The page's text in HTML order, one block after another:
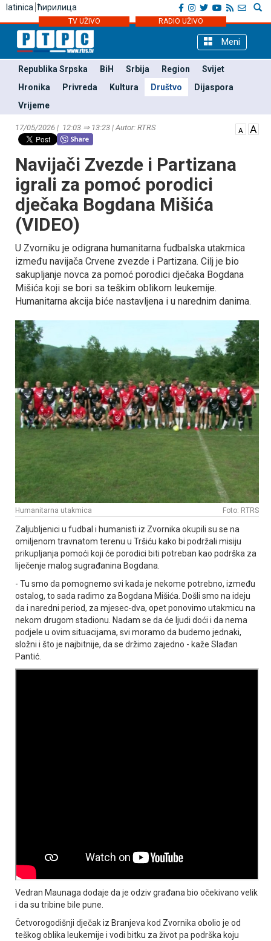
latinica ћирилица
TV UŽIVO RADIO UŽIVO
Meni
Republika Srpska BiH Srbija Region
Svijet
Hronika
Privreda Kultura Društvo
Dijaspora
Vrijeme
17/05/2026 | 12:03 ⇒ 13:23 | Autor: RTRS
Navijači Zvezde i Partizana
igrali za pomoć porodici
dječaka Bogdana Mišića
(VIDEO)
U Zvorniku je odigrana humanitarna fudbalska utakmica
između navijača Crvene zvezde i Partizana. Cilj je bio
sakupljanje novca za pomoć porodici dječaka Bogdana
Mišića koji se bori sa teškim oblikom leukemije.
Humanitarna akcija biće nastavljena i u narednim danima.
Humanitarna utakmica Foto: RTRS
Zaljubljenici u fudbal i humanisti iz Zvornika okupili su se na
omiljenom travnatom terenu u Tršiću kako bi podržali misiju
prikupljanja pomoći koji će porodici biti potreban kao podrška za
liječenje malog sugrađanina Bogdana.
- Tu smo da pomognemo svi kada je nekome potrebno, između
ostalog, to sada radimo za Bogdana Mišića. Došli smo na ideju
da i naredni period, za mjesec-dva, opet ponovimo utakmicu na
nekom drugom stadionu. Nadam se da će ljudi doći i da nema
podjele u ovim situacijama, svi moramo da budemo jednaki,
složni i što je najbitnije, da se držimo zajedno - kaže Slađan
Pantić.
Vedran Maunaga dodaje da je odziv građana bio očekivano velik
i da su tribine bile pune.
Četvorogodišnji dječak iz Branjeva kod Zvornika obolio je od
teškog oblika leukemije i vodi bitku za život pa podrška koju